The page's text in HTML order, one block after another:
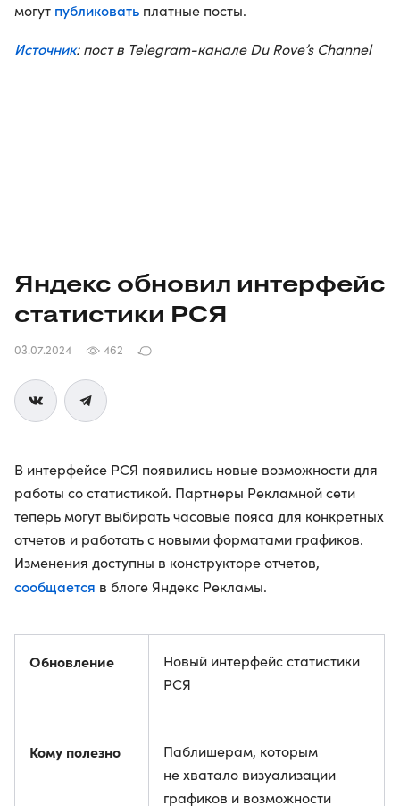
могут публиковать платные посты.
Источник: пост в Telegram-канале Du Rove’s Channel
Яндекс обновил интерфейс
статистики РСЯ
03.07.2024 462
В интерфейсе РСЯ появились новые возможности для
работы со статистикой. Партнеры Рекламной сети
теперь могут выбирать часовые пояса для конкретных
отчетов и работать с новыми форматами графиков.
Изменения доступны в конструкторе отчетов,
сообщается в блоге Яндекс Рекламы.
Обновление
Новый интерфейс статистики
РСЯ
Кому полезно
Паблишерам, которым
не хватало визуализации
графиков и возможности